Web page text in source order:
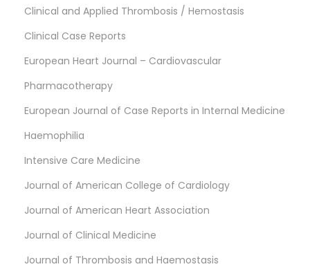
Clinical and Applied Thrombosis / Hemostasis
Clinical Case Reports
European Heart Journal – Cardiovascular
Pharmacotherapy
European Journal of Case Reports in Internal Medicine
Haemophilia
Intensive Care Medicine
Journal of American College of Cardiology
Journal of American Heart Association
Journal of Clinical Medicine
Journal of Thrombosis and Haemostasis